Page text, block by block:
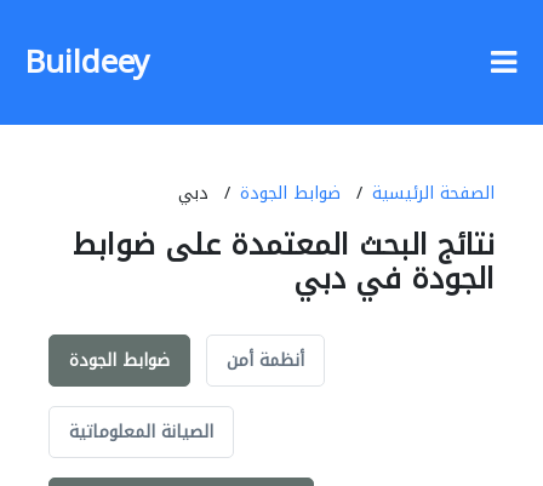
Buildeey
الصفحة الرئيسية ضوابط الجودة دبي
نتائج البحث المعتمدة على ضوابط
الجودة في دبي
ضوابط الجودة أنظمة أمن
الصيانة المعلوماتية